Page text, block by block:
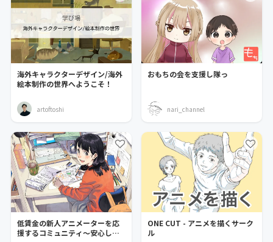
海外キャラクターデザイン/海外
絵本制作の世界へようこそ！
artoftoshi
おもちの会を支援し隊っ
nari_channel
低賃金の新人アニメーターを応
援するコミュニティ～安心して
ONE CUT - アニメを描くサーク
ル